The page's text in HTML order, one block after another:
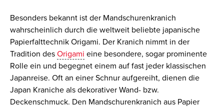
Besonders bekannt ist der Mandschurenkranich
wahrscheinlich durch die weltweit beliebte japanische
Papierfalttechnik Origami. Der Kranich nimmt in der
Tradition des Origami eine besondere, sogar prominente
Rolle ein und begegnet einem auf fast jeder klassischen
Japanreise. Oft an einer Schnur aufgereiht, dienen die
Japan Kraniche als dekorativer Wand- bzw.
Deckenschmuck. Den Mandschurenkranich aus Papier